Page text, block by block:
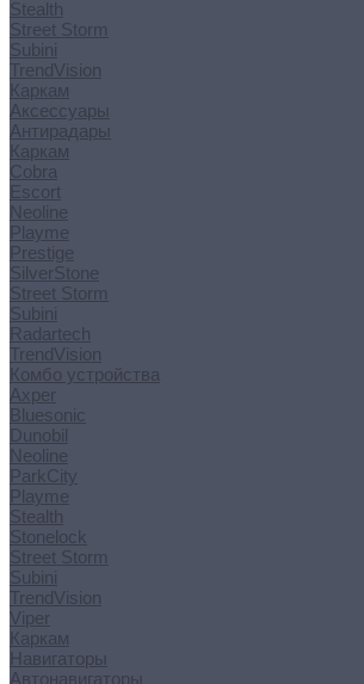
Stealth
Street Storm
Subini
TrendVision
Каркам
Аксессуары
Антирадары
Каркам
Cobra
Escort
Neoline
Playme
Prestige
SilverStone
Street Storm
Subini
Radartech
TrendVision
Комбо устройства
Axper
Bluesonic
Dunobil
Neoline
ParkCity
Playme
Stealth
Stonelock
Street Storm
Subini
TrendVision
Viper
Каркам
Навигаторы
Автонавигаторы